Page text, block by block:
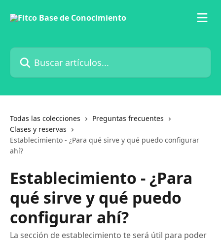
Buscar artículos...
Todas las colecciones
Preguntas frecuentes
Clases y reservas
Establecimiento - ¿Para qué sirve y qué puedo configurar
ahí?
Establecimiento - ¿Para
qué sirve y qué puedo
configurar ahí?
La sección de establecimiento te será útil para poder